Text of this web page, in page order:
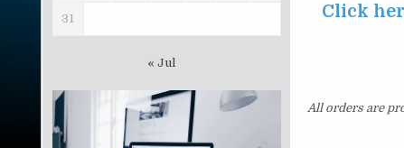
Click
All orders are
31
« Jul